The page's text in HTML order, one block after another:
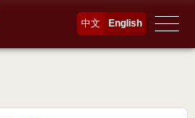
English
中文